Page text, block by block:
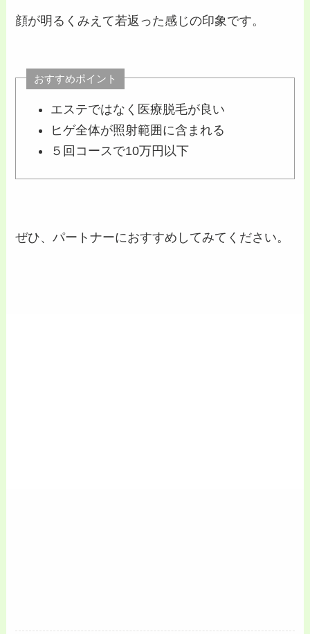
顔が明るくみえて若返った感じの印象です。
おすすめポイント
エステではなく医療脱毛が良い
ヒゲ全体が照射範囲に含まれる
５回コースで10万円以下
ぜひ、パートナーにおすすめしてみてください。